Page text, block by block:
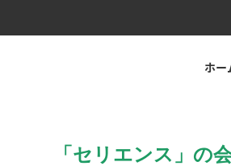
ホー
「セリエンス」の